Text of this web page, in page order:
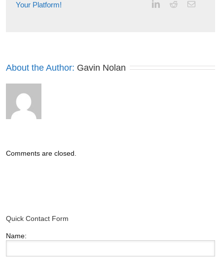
Your Platform!
About the Author: Gavin Nolan
Comments are closed.
Quick Contact Form
Name: